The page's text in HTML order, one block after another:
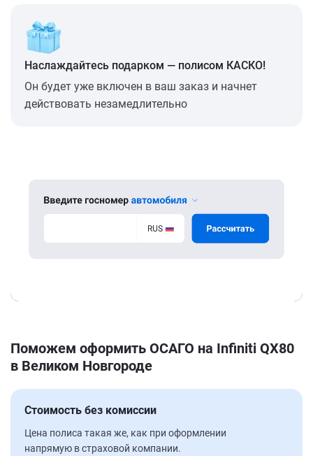
Наслаждайтесь подарком — полисом КАСКО!
Он будет уже включен в ваш заказ и начнет
действовать незамедлительно
Поможем оформить ОСАГО на Infiniti QX80
в Великом Новгороде
Стоимость без комиссии
Цена полиса такая же, как при оформлении
напрямую в страховой компании.